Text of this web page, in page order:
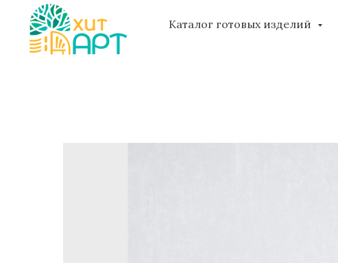
Каталог готовых изделий